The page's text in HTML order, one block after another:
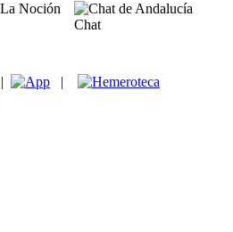
Chat
| |